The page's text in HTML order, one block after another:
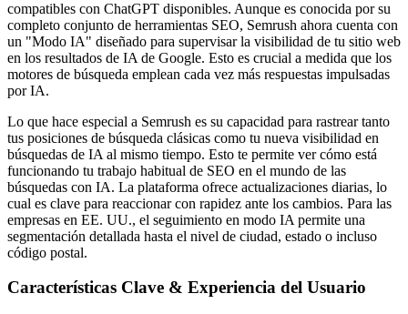
compatibles con ChatGPT disponibles. Aunque es conocida por su
completo conjunto de herramientas SEO, Semrush ahora cuenta con
un "Modo IA" diseñado para supervisar la visibilidad de tu sitio web
en los resultados de IA de Google. Esto es crucial a medida que los
motores de búsqueda emplean cada vez más respuestas impulsadas
por IA.
Lo que hace especial a Semrush es su capacidad para rastrear tanto
tus posiciones de búsqueda clásicas como tu nueva visibilidad en
búsquedas de IA al mismo tiempo. Esto te permite ver cómo está
funcionando tu trabajo habitual de SEO en el mundo de las
búsquedas con IA. La plataforma ofrece actualizaciones diarias, lo
cual es clave para reaccionar con rapidez ante los cambios. Para las
empresas en EE. UU., el seguimiento en modo IA permite una
segmentación detallada hasta el nivel de ciudad, estado o incluso
código postal.
Características Clave & Experiencia del Usuario